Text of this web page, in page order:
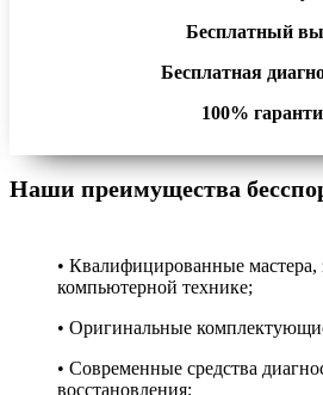
Бесплатный
Бесплатная
100%
Наши преимущества
• Квалифицированные
компьютерной технике;
• Оригинальные
• Современные средства
восстановления;